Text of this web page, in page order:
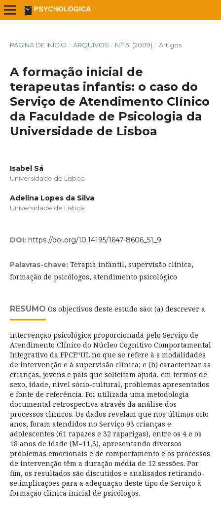
PÁGINA DE INÍCIO / ARQUIVOS / N.º 51 (2009) / Artigos
A formação inicial de
terapeutas infantis: o caso do
Serviço de Atendimento Clínico
da Faculdade de Psicologia da
Universidade de Lisboa
Isabel Sá
Universidade de Lisboa
Adelina Lopes da Silva
Universidade de Lisboa
DOI: https://doi.org/10.14195/1647-8606_51_9
Palavras-chave: Terapia infantil, supervisão clínica,
formação de psicólogos, atendimento psicológico
RESUMO Os objectivos deste estudo são: (a) descrever a
intervenção psicológica proporcionada pelo Serviço de
Atendimento Clínico do Núcleo Cognitivo Comportamental
Integrativo da FPCE“UL no que se refere à s modalidades
de intervenção e à supervisão clínica; e (b) caracterizar as
crianças, jovens e pais que solicitam ajuda, em termos de
sexo, idade, nível sócio-cultural, problemas apresentados
e fonte de referência. Foi utilizada uma metodologia
documental retrospectiva através da análise dos
processos clínicos. Os dados revelam que nos últimos oito
anos, foram atendidos no Serviço 93 crianças e
adolescentes (61 rapazes e 32 raparigas), entre os 4 e os
18 anos de idade (M=11,3), apresentando diversos
problemas emocionais e de comportamento e os processos
de intervenção têm a duração média de 12 sessões. Por
fim, os resultados são discutidos e analisados retirando-
se implicações para a adequação deste tipo de Serviço à
formação clínica inicial de psicólogos.